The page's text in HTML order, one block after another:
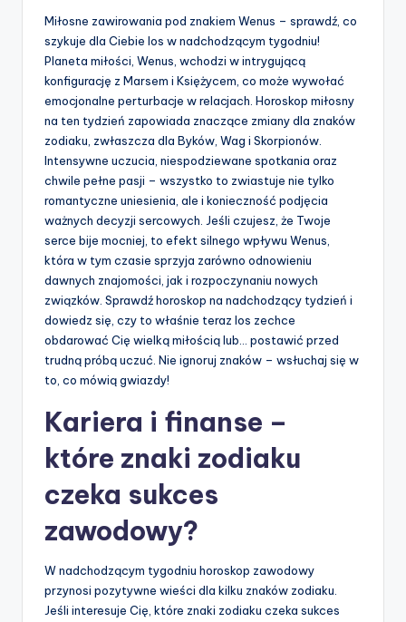
Miłosne zawirowania pod znakiem Wenus – sprawdź, co
szykuje dla Ciebie los w nadchodzącym tygodniu!
Planeta miłości, Wenus, wchodzi w intrygującą
konfigurację z Marsem i Księżycem, co może wywołać
emocjonalne perturbacje w relacjach. Horoskop miłosny
na ten tydzień zapowiada znaczące zmiany dla znaków
zodiaku, zwłaszcza dla Byków, Wag i Skorpionów.
Intensywne uczucia, niespodziewane spotkania oraz
chwile pełne pasji – wszystko to zwiastuje nie tylko
romantyczne uniesienia, ale i konieczność podjęcia
ważnych decyzji sercowych. Jeśli czujesz, że Twoje
serce bije mocniej, to efekt silnego wpływu Wenus,
która w tym czasie sprzyja zarówno odnowieniu
dawnych znajomości, jak i rozpoczynaniu nowych
związków. Sprawdź horoskop na nadchodzący tydzień i
dowiedz się, czy to właśnie teraz los zechce
obdarować Cię wielką miłością lub… postawić przed
trudną próbą uczuć. Nie ignoruj znaków – wsłuchaj się w
to, co mówią gwiazdy!
Kariera i finanse –
które znaki zodiaku
czeka sukces
zawodowy?
W nadchodzącym tygodniu horoskop zawodowy
przynosi pozytywne wieści dla kilku znaków zodiaku.
Jeśli interesuje Cię, które znaki zodiaku czeka sukces